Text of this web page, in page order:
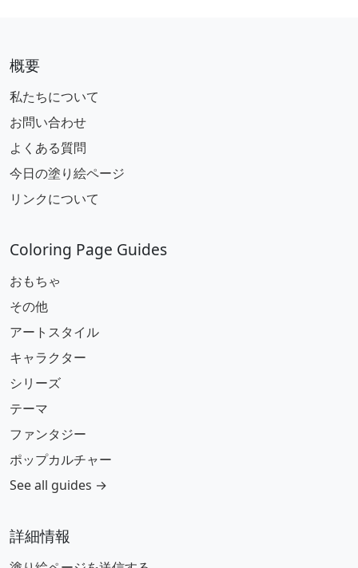
概要
私たちについて
お問い合わせ
よくある質問
今日の塗り絵ページ
リンクについて
Coloring Page Guides
おもちゃ
その他
アートスタイル
キャラクター
シリーズ
テーマ
ファンタジー
ポップカルチャー
See all guides →
詳細情報